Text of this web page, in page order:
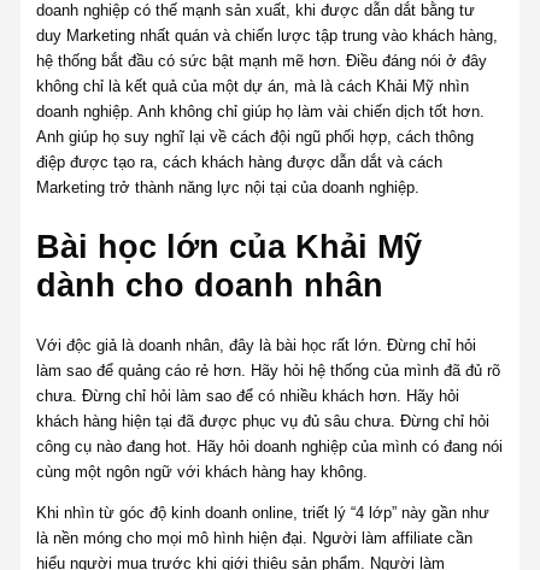
doanh nghiệp có thế mạnh sản xuất, khi được dẫn dắt bằng tư
duy Marketing nhất quán và chiến lược tập trung vào khách hàng,
hệ thống bắt đầu có sức bật mạnh mẽ hơn. Điều đáng nói ở đây
không chỉ là kết quả của một dự án, mà là cách Khải Mỹ nhìn
doanh nghiệp. Anh không chỉ giúp họ làm vài chiến dịch tốt hơn.
Anh giúp họ suy nghĩ lại về cách đội ngũ phối hợp, cách thông
điệp được tạo ra, cách khách hàng được dẫn dắt và cách
Marketing trở thành năng lực nội tại của doanh nghiệp.
Bài học lớn của Khải Mỹ
dành cho doanh nhân
Với độc giả là doanh nhân, đây là bài học rất lớn. Đừng chỉ hỏi
làm sao để quảng cáo rẻ hơn. Hãy hỏi hệ thống của mình đã đủ rõ
chưa. Đừng chỉ hỏi làm sao để có nhiều khách hơn. Hãy hỏi
khách hàng hiện tại đã được phục vụ đủ sâu chưa. Đừng chỉ hỏi
công cụ nào đang hot. Hãy hỏi doanh nghiệp của mình có đang nói
cùng một ngôn ngữ với khách hàng hay không.
Khi nhìn từ góc độ kinh doanh online, triết lý “4 lớp” này gần như
là nền móng cho mọi mô hình hiện đại. Người làm affiliate cần
hiểu người mua trước khi giới thiệu sản phẩm. Người làm